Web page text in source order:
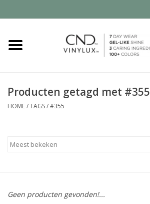
Home
Nailart voor jou
Producten getagd met #355
HOME/TAGS/#355
Geen producten gevonden!...